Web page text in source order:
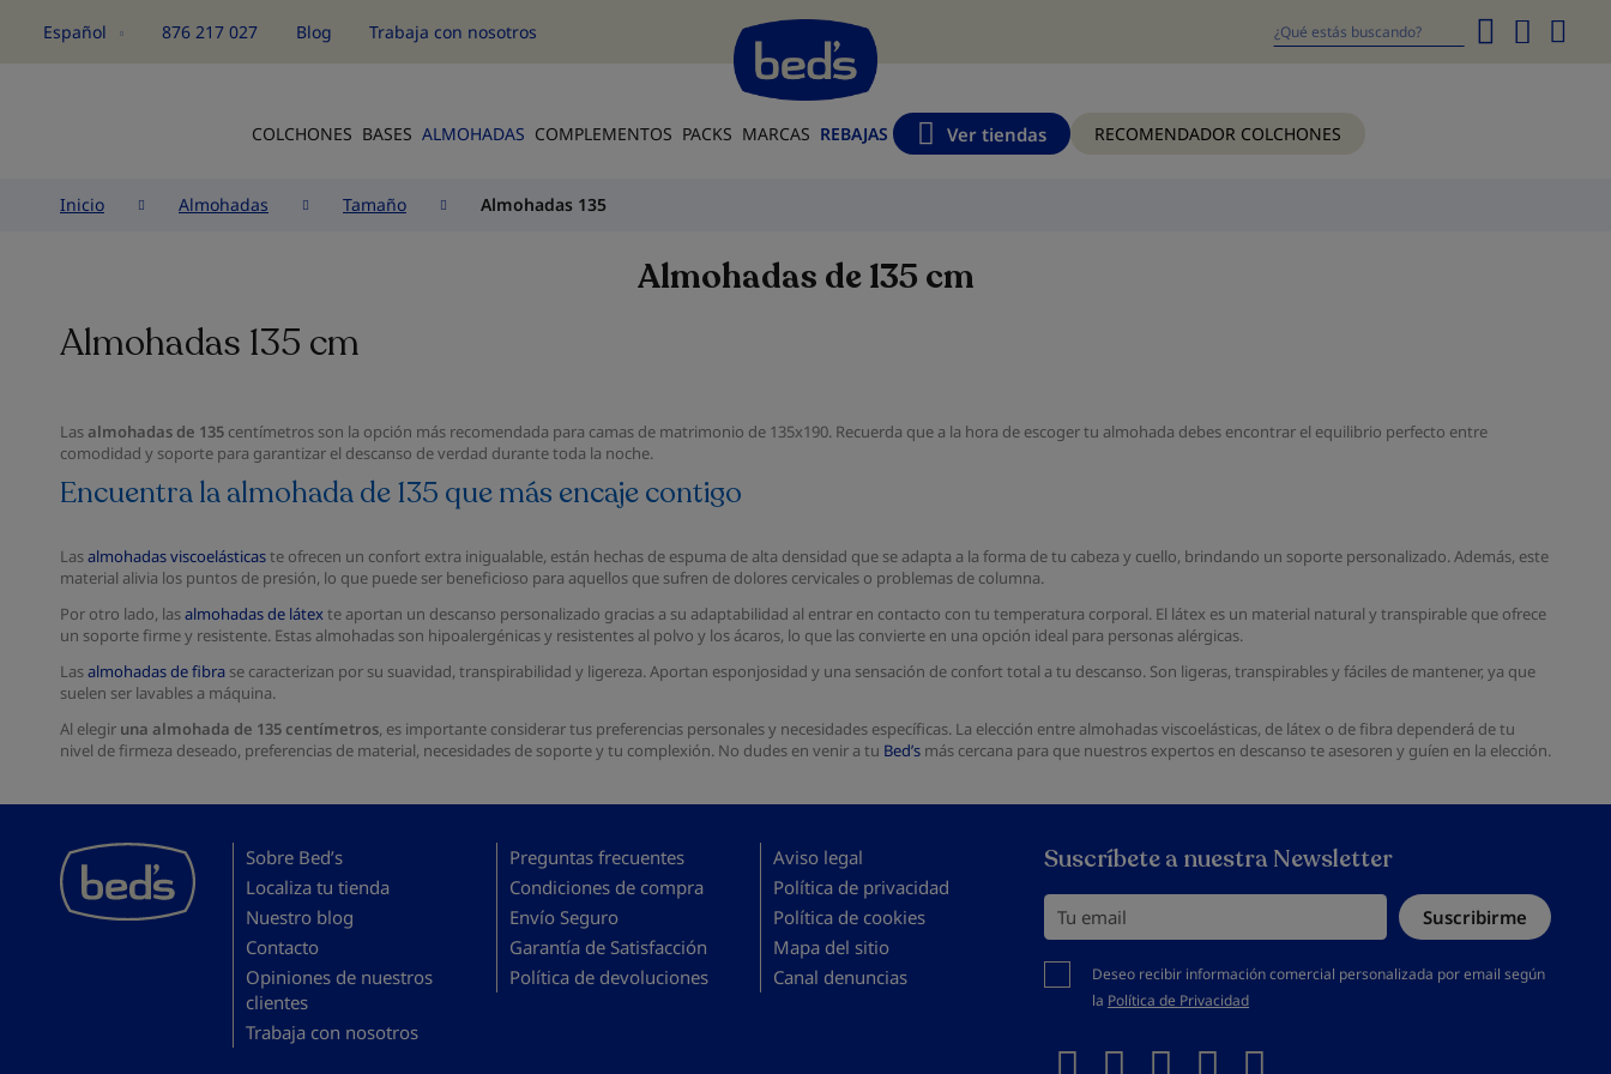
Idioma
Español 876 217 027 Blog Trabaja con nosotros
COLCHONES BASES ALMOHADAS COMPLEMENTOS PACKS MARCAS REBAJAS Ver tiendas RECOMENDADOR COLCHONES
Inicio Almohadas Tamaño Almohadas 135
Almohadas de 135 cm
Almohadas 135 cm
Las almohadas de 135 centímetros son la opción más recomendada para camas de matrimonio de 135x190. Recuerda que a la hora de escoger tu almohada debes encontrar el equilibrio perfecto entre
comodidad y soporte para garantizar el descanso de verdad durante toda la noche.
Encuentra la almohada de 135 que más encaje contigo
Lasalmohadas viscoelásticaste ofrecen un confort extra inigualable, están hechas de espuma de alta densidad que se adapta a la forma de tu cabeza y cuello, brindando un soporte personalizado. Además, este
material alivia los puntos de presión, lo que puede ser beneficioso para aquellos que sufren de dolores cervicales o problemas de columna.
Por otro lado, lasalmohadas de látexte aportan un descanso personalizado gracias a su adaptabilidad al entrar en contacto con tu temperatura corporal. El látex es un material natural y transpirable que ofrece
un soporte firme y resistente. Estas almohadas son hipoalergénicas y resistentes al polvo y los ácaros, lo que las convierte en una opción ideal para personas alérgicas.
Lasalmohadas de fibra se caracterizan por su suavidad, transpirabilidad y ligereza. Aportan esponjosidad y una sensación de confort total a tu descanso. Son ligeras, transpirables y fáciles de mantener, ya que
suelen ser lavables a máquina.
Al elegir una almohada de 135 centímetros, es importante considerar tus preferencias personales y necesidades específicas. La elección entre almohadas viscoelásticas, de látex o de fibra dependerá de tu
nivel de firmeza deseado, preferencias de material, necesidades de soporte y tu complexión. No dudes en venir a tu Bed’s más cercana para que nuestros expertos en descanso te asesoren y guíen en la elección.
Sobre Bed’s
Localiza tu tienda
Nuestro blog
Contacto
Opiniones de nuestros
clientes
Trabaja con nosotros
Preguntas frecuentes
Condiciones de compra
Envío Seguro
Garantía de Satisfacción
Política de devoluciones
Aviso legal
Política de privacidad
Política de cookies
Mapa del sitio
Canal denuncias
Suscríbete a nuestra Newsletter
Tu email Suscribirme
Debes aceptar la política de privacidad
Deseo recibir información comercial personalizada por email según
la Política de Privacidad